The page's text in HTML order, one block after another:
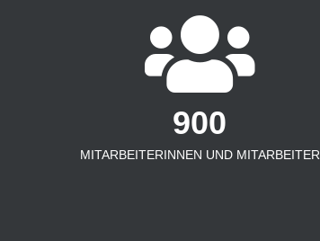
900
MITARBEITERINNEN UND MITARBEITER